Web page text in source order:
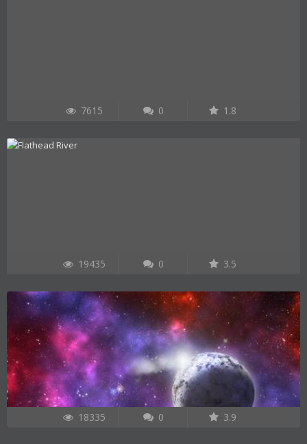
7615 0 1.8
19435 0 3.5
18335 0 3.9